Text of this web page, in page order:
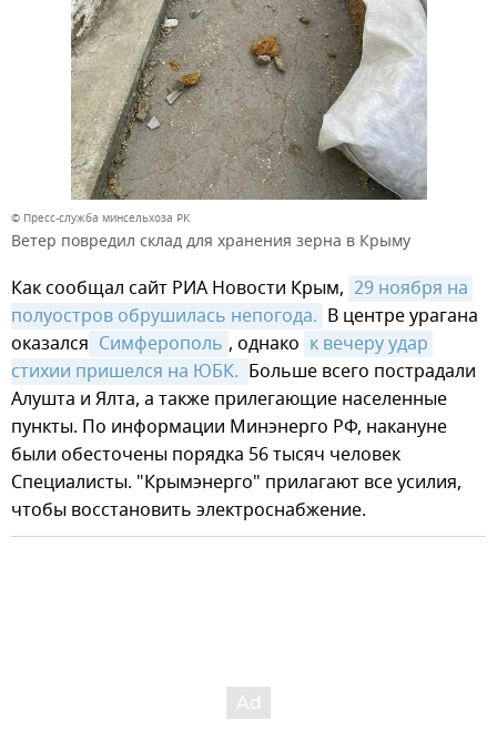
© Пресс-служба минсельхоза РК
Ветер повредил склад для хранения зерна в Крыму
Как сообщал сайт РИА Новости Крым, 29 ноября на
полуостров обрушилась непогода. В центре урагана
оказался Симферополь , однако к вечеру удар
стихии пришелся на ЮБК. Больше всего пострадали
Алушта и Ялта, а также прилегающие населенные
пункты. По информации Минэнерго РФ, накануне
были обесточены порядка 56 тысяч человек
Специалисты. "Крымэнерго" прилагают все усилия,
чтобы восстановить электроснабжение.